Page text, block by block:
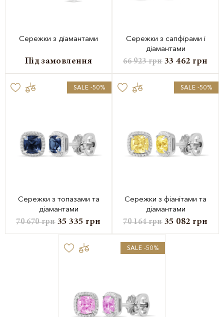
Сережки з діамантами
Під замовлення
Сережки з сапфірами і
діамантами
66 923грн 33 462 грн
SALE -50%
Сережки з топазами та
діамантами
70 670грн 35 335 грн
SALE -50%
Сережки з фіанітами та
діамантами
70 164грн 35 082 грн
SALE -50%